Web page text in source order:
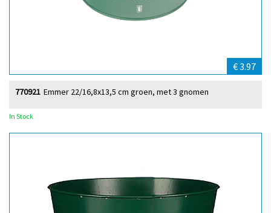
€ 3.97
Emmer 22/16,8x13,5 cm groen, met 3 gnomen
770921
In Stock